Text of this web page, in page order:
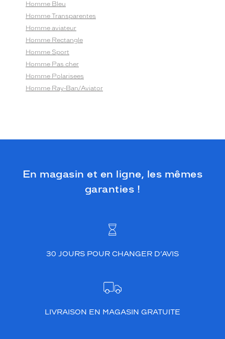
Homme Bleu
Homme Transparentes
Homme aviateur
Homme Rectangle
Homme Sport
Homme Pas cher
Homme Polarisees
Homme Ray-Ban/Aviator
En magasin et en ligne, les mêmes
garanties !
30 JOURS POUR CHANGER D’AVIS
LIVRAISON EN MAGASIN GRATUITE